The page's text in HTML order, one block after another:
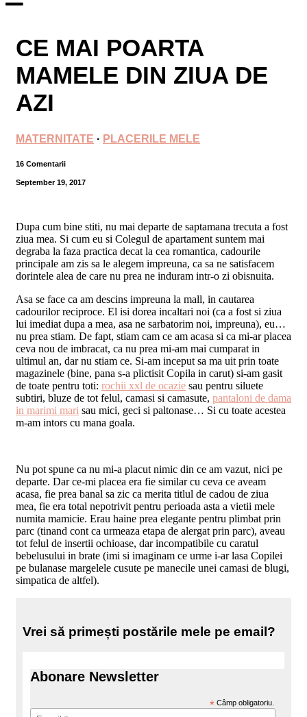
CE MAI POARTA
MAMELE DIN ZIUA DE
AZI
MATERNITATE · PLACERILE MELE
16 Comentarii
September 19, 2017
Dupa cum bine stiti, nu mai departe de saptamana trecuta a fost
ziua mea. Si cum eu si Colegul de apartament suntem mai
degraba la faza practica decat la cea romantica, cadourile
principale am zis sa le alegem impreuna, ca sa ne satisfacem
dorintele alea de care nu prea ne induram intr-o zi obisnuita.
Asa se face ca am descins impreuna la mall, in cautarea
cadourilor reciproce. El isi dorea incaltari noi (ca a fost si ziua
lui imediat dupa a mea, asa ne sarbatorim noi, impreuna), eu…
nu prea stiam. De fapt, stiam cam ce am acasa si ca mi-ar placea
ceva nou de imbracat, ca nu prea mi-am mai cumparat in
ultimul an, dar nu stiam ce. Si-am inceput sa ma uit prin toate
magazinele (bine, pana s-a plictisit Copila in carut) si-am gasit
de toate pentru toti: rochii xxl de ocazie sau pentru siluete
subtiri, bluze de tot felul, camasi si camasute, pantaloni de dama
in marimi mari sau mici, geci si paltonase… Si cu toate acestea
m-am intors cu mana goala.
Nu pot spune ca nu mi-a placut nimic din ce am vazut, nici pe
departe. Dar ce-mi placea era fie similar cu ceva ce aveam
acasa, fie prea banal sa zic ca merita titlul de cadou de ziua
mea, fie era total nepotrivit pentru perioada asta a vietii mele
numita mamicie. Erau haine prea elegante pentru plimbat prin
parc (tinand cont ca urmeaza etapa de alergat prin parc), aveau
tot felul de insertii ochioase, dar incompatibile cu caratul
bebelusului in brate (imi si imaginam ce urme i-ar lasa Copilei
pe bulanase margelele cusute pe manecile unei camasi de blugi,
simpatica de altfel).
Vrei să primești postările mele pe email?
Abonare Newsletter
* Câmp obligatoriu.